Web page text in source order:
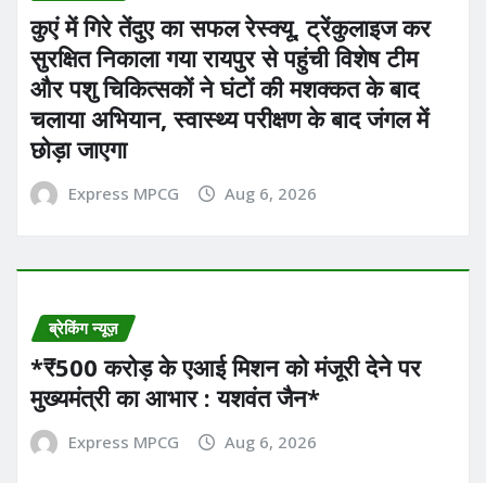
कुएं में गिरे तेंदुए का सफल रेस्क्यू, ट्रेंकुलाइज कर
सुरक्षित निकाला गया रायपुर से पहुंची विशेष टीम
और पशु चिकित्सकों ने घंटों की मशक्कत के बाद
चलाया अभियान, स्वास्थ्य परीक्षण के बाद जंगल में
छोड़ा जाएगा
Express MPCG Aug 6, 2026
ब्रेकिंग न्यूज़
*₹500 करोड़ के एआई मिशन को मंजूरी देने पर
मुख्यमंत्री का आभार : यशवंत जैन*
Express MPCG Aug 6, 2026